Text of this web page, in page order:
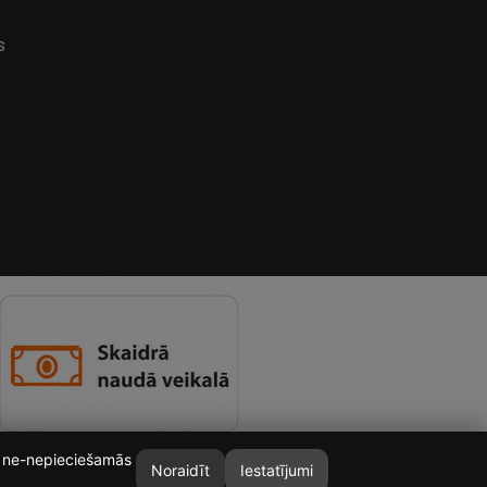
nepieciešamās
Noraidīt Iestatījumi